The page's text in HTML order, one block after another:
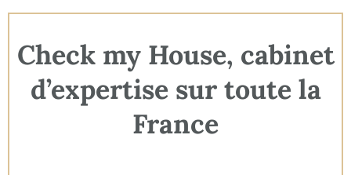
Check my House, cabinet
d’expertise sur toute la
France